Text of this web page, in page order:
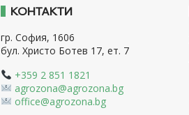
КОНТАКТИ
гр. София, 1606
бул. Христо Ботев 17, ет. 7
+359 2 851 1821
agrozona@agrozona.bg
office@agrozona.bg